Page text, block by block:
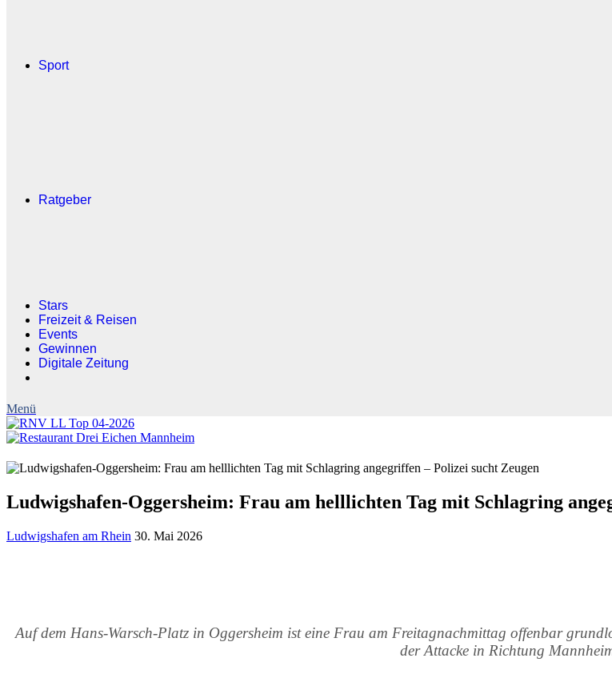
Sport
Ratgeber
Stars
Freizeit & Reisen
Events
Gewinnen
Digitale Zeitung
Ludwigshafen-Oggersheim: Frau am helllichten Tag mit Schlagring
Ludwigshafen am Rhein 30. Mai 2026
Auf dem Hans-Warsch-Platz in Oggersheim ist eine Frau am Freitagnachmittag offenbar
der Attacke in Richtung